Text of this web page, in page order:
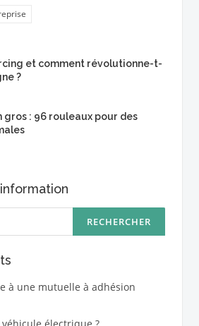
et comment révolutionne-t-
?
: 96 rouleaux pour des
à une mutuelle à adhésion
électrique ?